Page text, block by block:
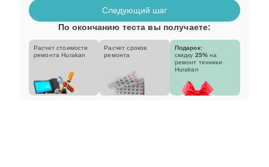
Следующий шаг
По окончанию теста вы получаете:
Расчет стоимости
ремонта Hurakan
Расчет сроков
ремонта
Подарок:
скидку 25% на
ремонт техники
Hurakan